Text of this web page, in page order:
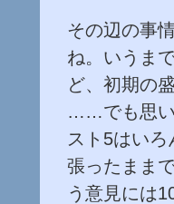
その辺の事
ね。いうま
ど、初期の
……でも思い
スト5はい
張ったまま
う意見には